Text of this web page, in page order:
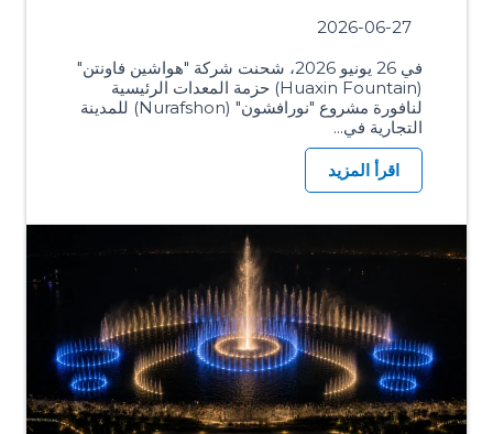
2026-06-27
في 26 يونيو 2026، شحنت شركة "هواشين فاونتن"
(Huaxin Fountain) حزمة المعدات الرئيسية
لنافورة مشروع "نورافشون" (Nurafshon) للمدينة
التجارية في...
اقرأ المزيد